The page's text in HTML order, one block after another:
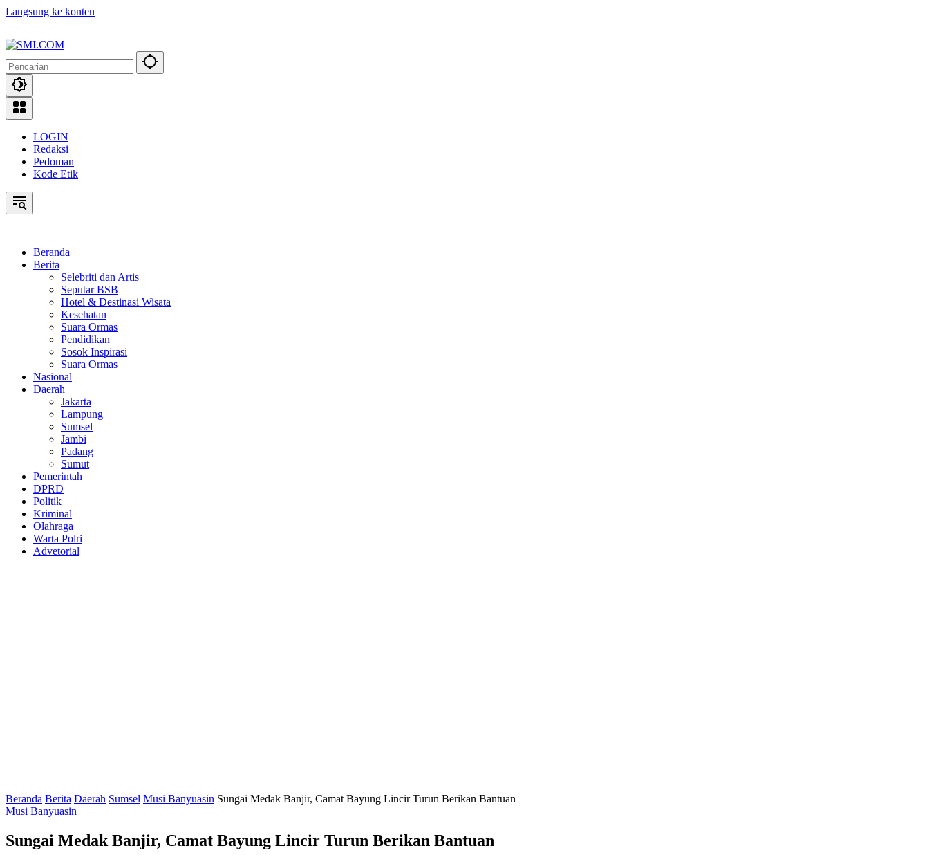
Langsung ke konten
LOGIN
Redaksi
Pedoman
Kode Etik
Beranda
Berita
Selebriti dan Artis
Seputar BSB
Hotel & Destinasi Wisata
Kesehatan
Suara Ormas
Pendidikan
Sosok Inspirasi
Suara Ormas
Nasional
Daerah
Jakarta
Lampung
Sumsel
Jambi
Padang
Sumut
Pemerintah
DPRD
Politik
Kriminal
Olahraga
Warta Polri
Advetorial
Beranda Berita Daerah Sumsel Musi Banyuasin Sungai Medak Banjir, Camat Bayung Lincir Turun Berikan Bantuan
Musi Banyuasin
Sungai Medak Banjir, Camat Bayung Lincir Turun Berikan Bantuan